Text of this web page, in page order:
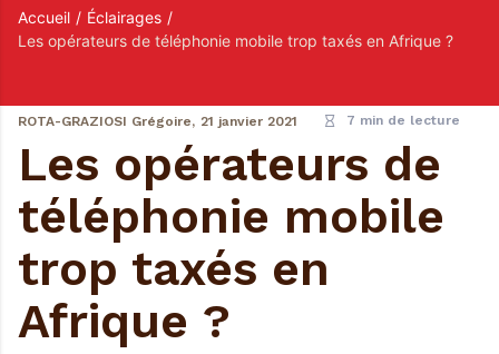
Accueil / Éclairages /
Les opérateurs de téléphonie mobile trop taxés en Afrique ?
ROTA-GRAZIOSI Grégoire, 21 janvier 2021 7 min de lecture
Les opérateurs de
téléphonie mobile
trop taxés en
Afrique ?